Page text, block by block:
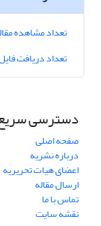
تعداد مشاهده
تعداد دریافت
دسترسی
صفحه اصلی
درباره نشریه
اعضای هیات تحریریه
ارسال مقاله
تماس با ما
نقشه سایت